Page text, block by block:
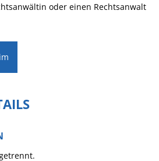
oder einen Rechtsanwalt